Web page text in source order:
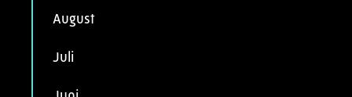
August
Juli